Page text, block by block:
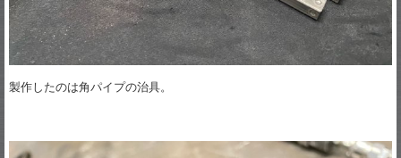
製作したのは角パイプの治具。